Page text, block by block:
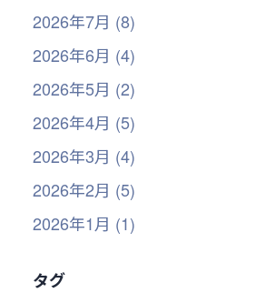
2026年7月 (8)
2026年6月 (4)
2026年5月 (2)
2026年4月 (5)
2026年3月 (4)
2026年2月 (5)
2026年1月 (1)
タグ